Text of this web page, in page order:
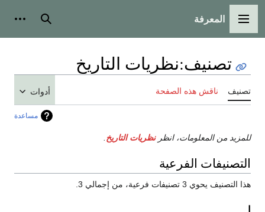
القائمة الرئيسية
المعرفة بحث
تصنيف:نظريات التاريخ
تصنيف ناقش هذه الصفحة أدوات
مساعدة
للمزيد من المعلومات، انظرنظريات التاريخ
التصنيفات الفرعية
هذا التصنيف يحوي 3 تصنيفات فرعية، من إجمالي 3.